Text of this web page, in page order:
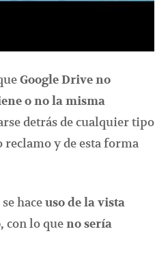
Google Drive no
o no la misma
detrás de cualquier tipo
y de esta forma
haceuso de la vista
con lo queno sería